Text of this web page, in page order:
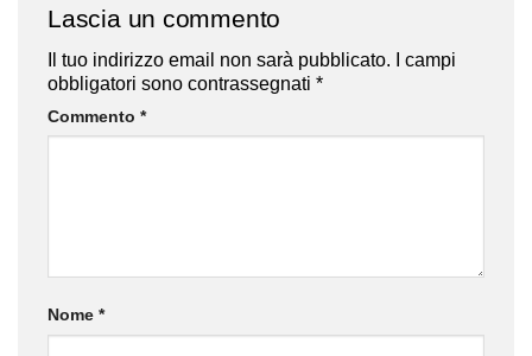
Lascia un commento
Il tuo indirizzo email non sarà pubblicato. I campi
obbligatori sono contrassegnati *
Commento*
Nome*